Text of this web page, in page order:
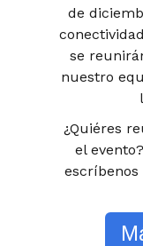
de
se
nuestro
¿Quiéres
el